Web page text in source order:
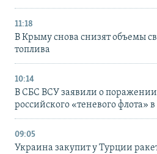
11:18
В Крыму снова снизят объемы
топлива
10:14
В СБС ВСУ заявили о поражении
российского «теневого флота»
09:05
Украина закупит у Турции